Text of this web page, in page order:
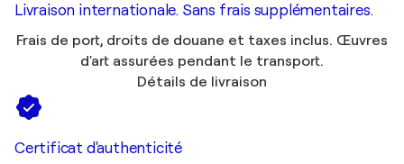
Livraison internationale. Sans frais supplémentaires.
Frais de port, droits de douane et taxes inclus. Œuvres
d'art assurées pendant le transport.
Détails de livraison
Certificat d'authenticité